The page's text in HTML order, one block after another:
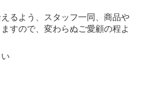
るよう、スタッフ一同、商品や
すので、変わらぬご愛顧の程よ